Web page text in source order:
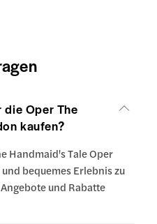
Oper The
kaufen?
Handmaid's Tale Oper
bequemes Erlebnis zu
und Rabatte